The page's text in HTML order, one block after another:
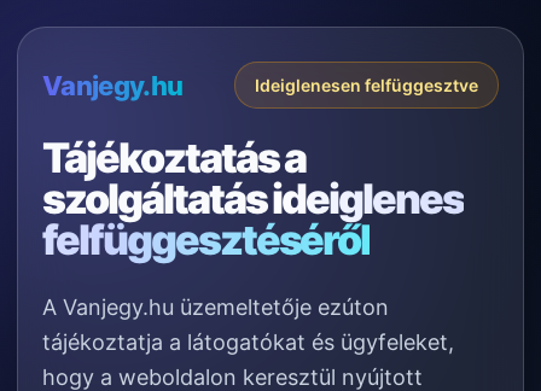
Vanjegy.hu Ideiglenesen felfüggesztve
Tájékoztatás a
szolgáltatásideiglenes
felfüggesztéséről
A Vanjegy.hu üzemeltetője ezúton
tájékoztatja a látogatókat és ügyfeleket,
hogy a weboldalon keresztül nyújtott